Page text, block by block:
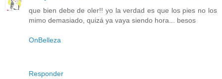
que bien debe de oler!! yo la verdad es que los pies no los
mimo demasiado, quizá ya vaya siendo hora... besos
OnBelleza
Responder